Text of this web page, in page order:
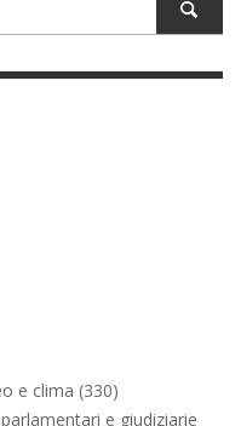
e clima (330)
e giudiziarie